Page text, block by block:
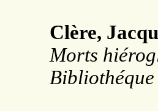
Clère,
Morts